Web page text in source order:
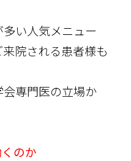
い人気メニュー
院される患者様も
専門医の立場か
のか